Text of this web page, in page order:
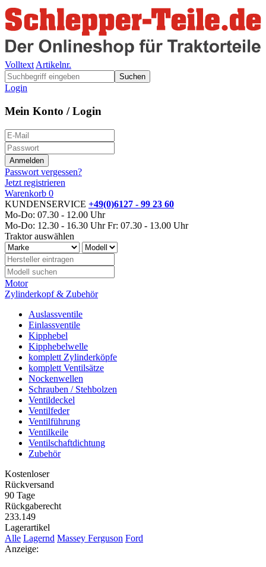
Volltext Artikelnr.
Suchen
Login
Mein Konto / Login
Passwort vergessen?
Jetzt registrieren
Warenkorb 0
KUNDENSERVICE +49(0)6127 - 99 23 60
Mo-Do: 07.30 - 12.00 Uhr
Mo-Do: 12.30 - 16.30 Uhr Fr: 07.30 - 13.00 Uhr
Traktor auswählen
Motor
Zylinderkopf & Zubehör
Auslassventile
Einlassventile
Kipphebel
Kipphebelwelle
komplett Zylinderköpfe
komplett Ventilsätze
Nockenwellen
Schrauben / Stehbolzen
Ventildeckel
Ventilfeder
Ventilführung
Ventilkeile
Ventilschaftdichtung
Zubehör
Kostenloser
Rückversand
90 Tage
Rückgaberecht
233.149
Lagerartikel
Alle Lagernd Massey Ferguson Ford
Anzeige: